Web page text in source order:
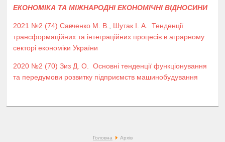
ЕКОНОМІКА ТА МІЖНАРОДНІ ЕКОНОМІЧНІ ВІДНОСИНИ
2021 №2 (74) Савченко М. В. Шутак І. А.
Тенденції
трансформаційних та інтеграційних процесів в аграрному
секторі економіки України
2020 №2 (70) Зиз Д. О.
Основні тенденції функціонування
та передумови розвитку підприємств машинобудування
Головна
Архів